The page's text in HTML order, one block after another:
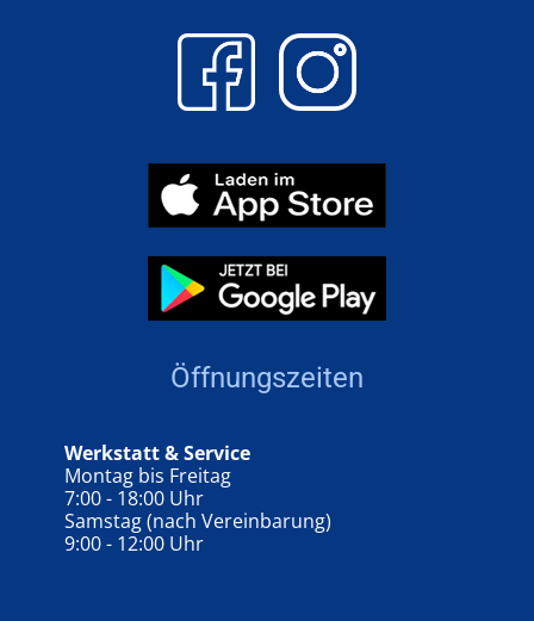
Öffnungszeiten
Werkstatt & Service
Montag bis Freitag
7:00 - 18:00 Uhr
Samstag (nach Vereinbarung)
9:00 - 12:00 Uhr